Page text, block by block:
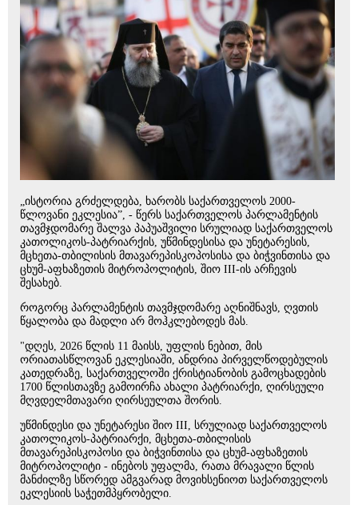
„ისტორია გრძელდება, ხარობს საქართველოს 2000-
წლოვანი ეკლესია”, - წერს საქართველოს პარლამენტის
თავმჯდომარე შალვა პაპუაშვილი სრულიად საქართველოს
კათოლიკოს-პატრიარქის, უწმინდესისა და უნეტარესის,
მცხეთა-თბილისის მთავარეპისკოპოსისა და ბიჭვინთისა და
ცხუმ-აფხაზეთის მიტროპოლიტის, შიო III-ის არჩევის
შესახებ.
როგორც პარლამენტის თავმჯდომარე აღნიშნავს, ღვთის
წყალობა და მადლი არ მოჰკლებოდეს მას.
"დღეს, 2026 წლის 11 მაისს, უფლის ნებით, მის
ორიათასწლოვან ეკლესიაში, ანდრია პირველწოდებულის
კათედრაზე, საქართველოში ქრისტიანობის გამოცხადების
1700 წლისთავზე გამოირჩა ახალი პატრიარქი, ღირსეული
მღვდელმთავარი ღირსეულთა შორის.
უწმინდესი და უნეტარესი შიო III, სრულიად საქართველოს
კათოლიკოს-პატრიარქი, მცხეთა-თბილისის
მთავარეპისკოპოსი და ბიჭვინთისა და ცხუმ-აფხაზეთის
მიტროპოლიტი - ინებოს უფალმა, რათა მრავალი წლის
მანძილზე სწორედ ამგვარად მოვიხსენიოთ საქართველოს
ეკლესიის საჭეთმპყრობელი.